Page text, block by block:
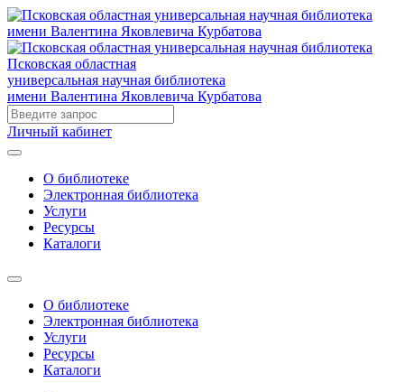
Псковская областная
универсальная научная библиотека
имени Валентина Яковлевича Курбатова
Личный кабинет
О библиотеке
Электронная библиотека
Услуги
Ресурсы
Каталоги
О библиотеке
Электронная библиотека
Услуги
Ресурсы
Каталоги